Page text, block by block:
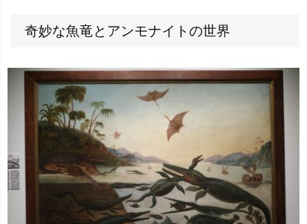
奇妙な魚竜とアンモナイトの世界